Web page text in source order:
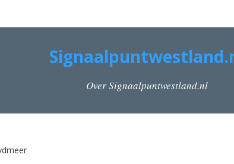
Over Signaalpuntwestland.nl